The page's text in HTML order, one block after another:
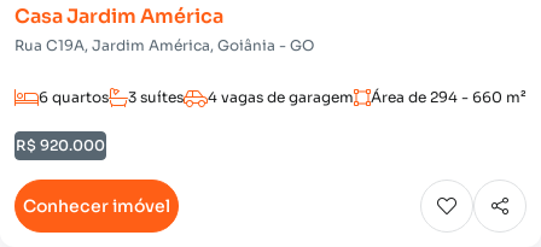
Casa Jardim América
Rua C19A, Jardim América, Goiânia - GO
6 quartos 3 suítes 4 vagas de garagem Área de 294 - 660 m²
R$ 920.000
Conhecer imóvel